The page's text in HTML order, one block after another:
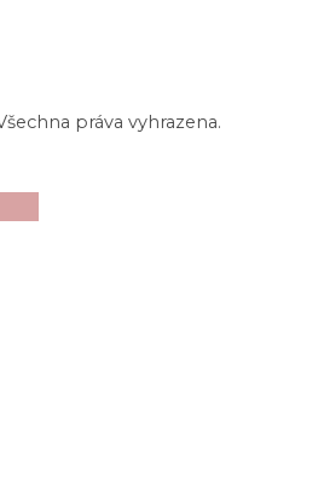
práva vyhrazena.